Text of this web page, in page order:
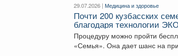
29.07.2026 | Медицина и здоровье
Почти 200 кузбасских
благодаря технологии
Процедуру можно пройти
«Семья». Она дает шанс на